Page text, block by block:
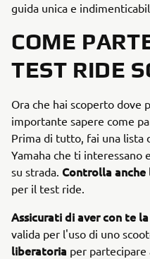
guida unica e
COME
TEST RIDE
Ora che hai scoperto dove
importante sapere come
Prima di tutto, fai una lista
Yamaha che ti interessano
su strada. Controlla
per il test ride.
Assicurati di aver con te
valida per l'uso di uno
liberatoria per partecipare